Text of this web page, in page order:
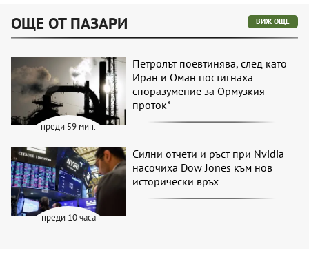
ОЩЕ ОТ ПАЗАРИ ВИЖ ОЩЕ
преди 59 мин.
Петролът поевтинява, след като
Иран и Оман постигнаха
споразумение за Ормузкия
проток*
преди 10 часа
Силни отчети и ръст при Nvidia
насочиха Dow Jones към нов
исторически връх